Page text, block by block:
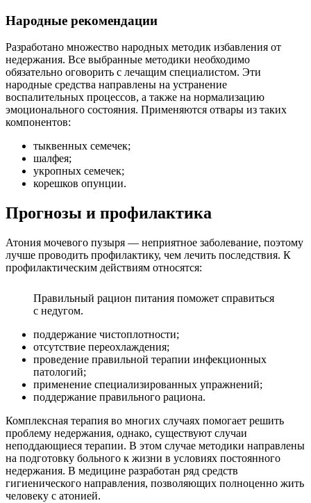
Народные рекомендации
Разработано множество народных методик избавления от
недержания. Все выбранные методики необходимо
обязательно оговорить с лечащим специалистом. Эти
народные средства направлены на устранение
воспалительных процессов, а также на нормализацию
эмоционального состояния. Применяются отвары из таких
компонентов:
тыквенных семечек;
шалфея;
укропных семечек;
корешков опунции.
Прогнозы и профилактика
Атония мочевого пузыря — неприятное заболевание, поэтому
лучше проводить профилактику, чем лечить последствия. К
профилактическим действиям относятся:
Правильный рацион питания поможет справиться
с недугом.
поддержание чистоплотности;
отсутствие переохлаждения;
проведение правильной терапии инфекционных
патологий;
применение специализированных упражнений;
поддержание правильного рациона.
Комплексная терапия во многих случаях помогает решить
проблему недержания, однако, существуют случаи
неподдающиеся терапии. В этом случае методики направлены
на подготовку больного к жизни в условиях постоянного
недержания. В медицине разработан ряд средств
гигиенического направления, позволяющих полноценно жить
человеку с атонией.